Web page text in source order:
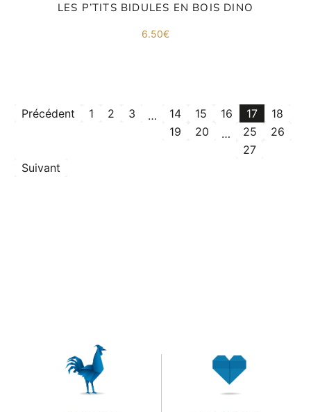
LES P’TITS BIDULES EN BOIS DINO
6.50€
Précédent 1 2 3 … 14 15 16 17
18
19
20 … 25
26
27
Suivant